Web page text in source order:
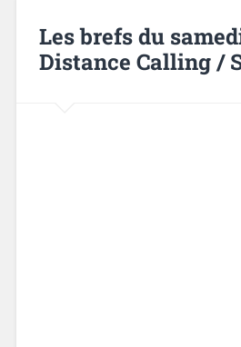
Les brefs du
Distance Calling /